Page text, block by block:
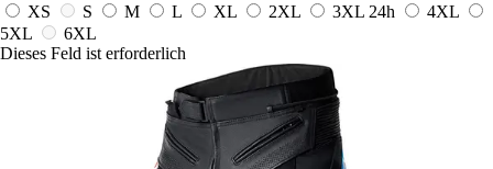
XS
S M L XL 2XL 3XL 24h
4XL
5XL
6XL
Dieses Feld ist erforderlich